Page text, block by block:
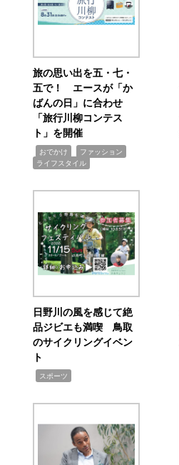
旅の思い出を五・七・
五で！ エースが「か
ばんの日」に合わせ
「旅行川柳コンテス
ト」を開催
おでかけ ファッション
ライフスタイル
日野川の風を感じて絶
品ジビエも満喫 鳥取
のサイクリングイベン
ト
スポーツ